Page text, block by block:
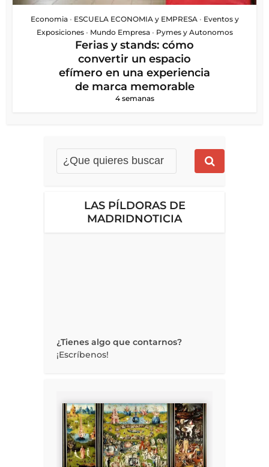
Economia • ESCUELA ECONOMIA y EMPRESA • Eventos y
Exposiciones • Mundo Empresa • Pymes y Autonomos
Ferias y stands: cómo
convertir un espacio
efímero en una experiencia
de marca memorable
4 semanas
LAS PÍLDORAS DE
MADRIDNOTICIA
¿Tienes algo que contarnos?
¡Escríbenos!